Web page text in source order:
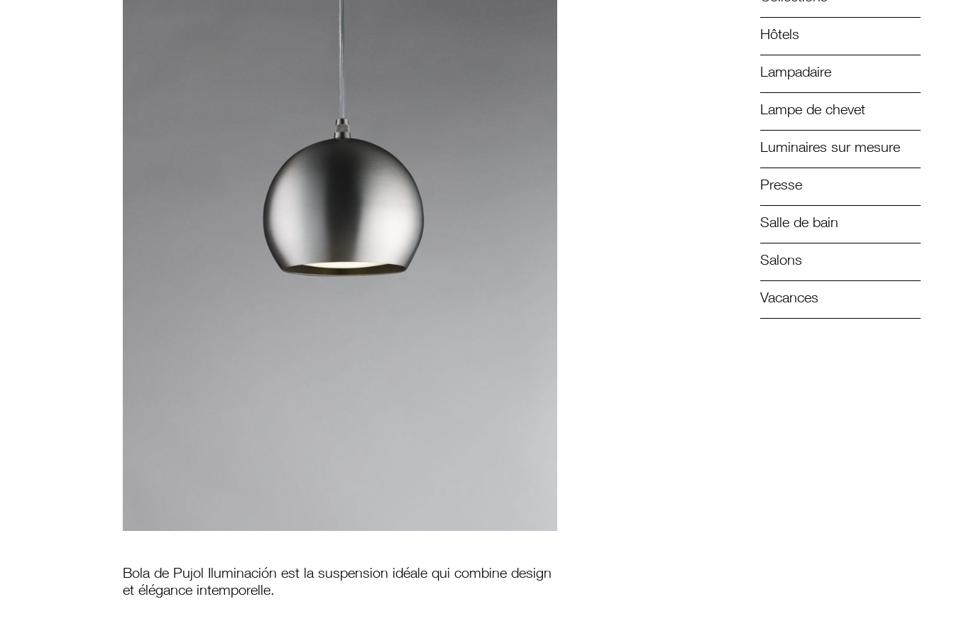
Bola de Pujol Iluminación est la suspension idéale qui combine design
et élégance intemporelle.
Hôtels
Lampadaire
Lampe de chevet
Luminaires sur mesure
Presse
Salle de bain
Salons
Vacances